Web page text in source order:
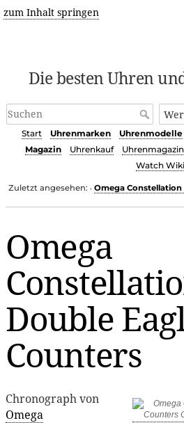
zum Inhalt springen
Die besten Uhren
Start Uhrenmarken Uhrenmodelle
Magazin
Uhrenkauf
Watch Wiki
Zuletzt angesehen: • Omega
Omega
Double
Counters
Chronograph von
Omega